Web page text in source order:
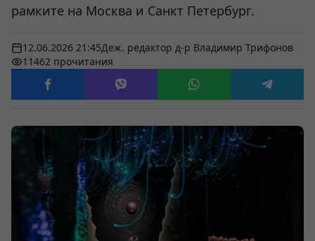
рамките на Москва и Санкт Петербург.
12.06.2026 21:45Деж. редактор д-р Владимир Трифонов
11462 прочитания